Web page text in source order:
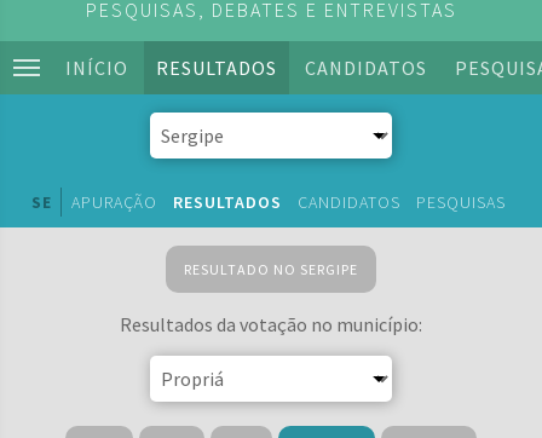
PESQUISAS, DEBATES E ENTREVISTAS
INÍCIO RESULTADOS CANDIDATOS
SE APURAÇÃO RESULTADOS CANDIDATOS PESQUISAS
RESULTADO NO SERGIPE
Resultados da votação no município: